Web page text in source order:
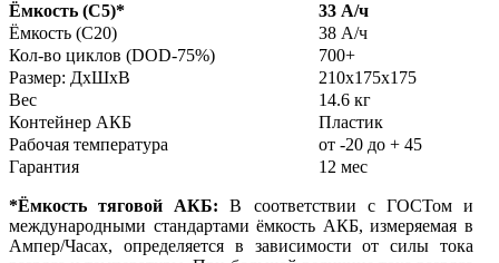
Ёмкость (С5)*
33 А/ч
Ёмкость (С20)
38 А/ч
Кол-во циклов (DOD-75%)
700+
Размер: ДхШхВ
210x175x175
Вес
14.6 кг
Контейнер АКБ
Пластик
Рабочая температура
от -20 до + 45
Гарантия
12 мес
*Ёмкость тяговой АКБ:В соответствии с ГОСТом и
международными стандартами ёмкость АКБ, измеряемая в
Ампер/Часах, определяется в зависимости от силы тока